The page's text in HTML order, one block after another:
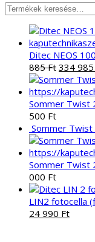
Keresés
a
következőre:
Ditec NEOS
885Ft Original
price
was:
413
334 985
Sommer Twist
500 Ft
Sommer
Sommer Twist
000 Ft
LIN2 fotocella
Original
24 990 FtCurrent